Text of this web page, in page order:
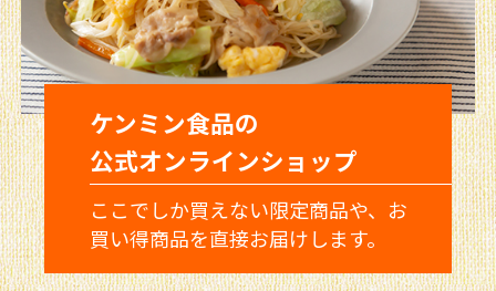
ケンミン食品の
公式オンラインショップ
ここでしか買えない限定商品や、お
買い得商品を直接お届けします。